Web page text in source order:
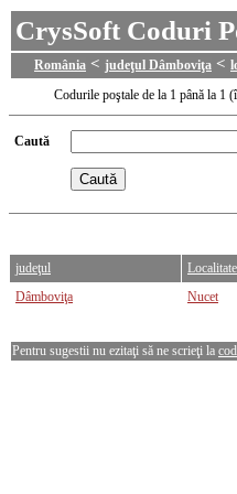
CrysSoft Coduri
România < judeţul Dâmboviţa <
Codurile poştale de la 1 până la 1
Caută
judeţul
Dâmboviţa
Nucet
Pentru sugestii nu ezitaţi să ne scrieţi la